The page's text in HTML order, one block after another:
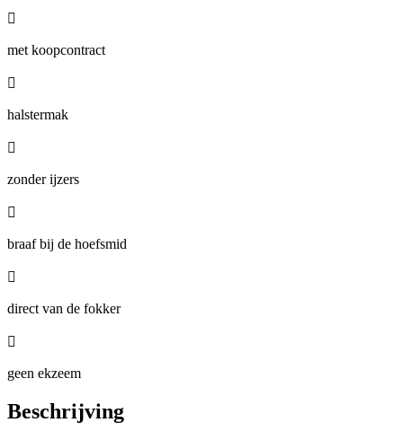

met koopcontract

halstermak

zonder ijzers

braaf bij de hoefsmid

direct van de fokker

geen ekzeem
Beschrijving